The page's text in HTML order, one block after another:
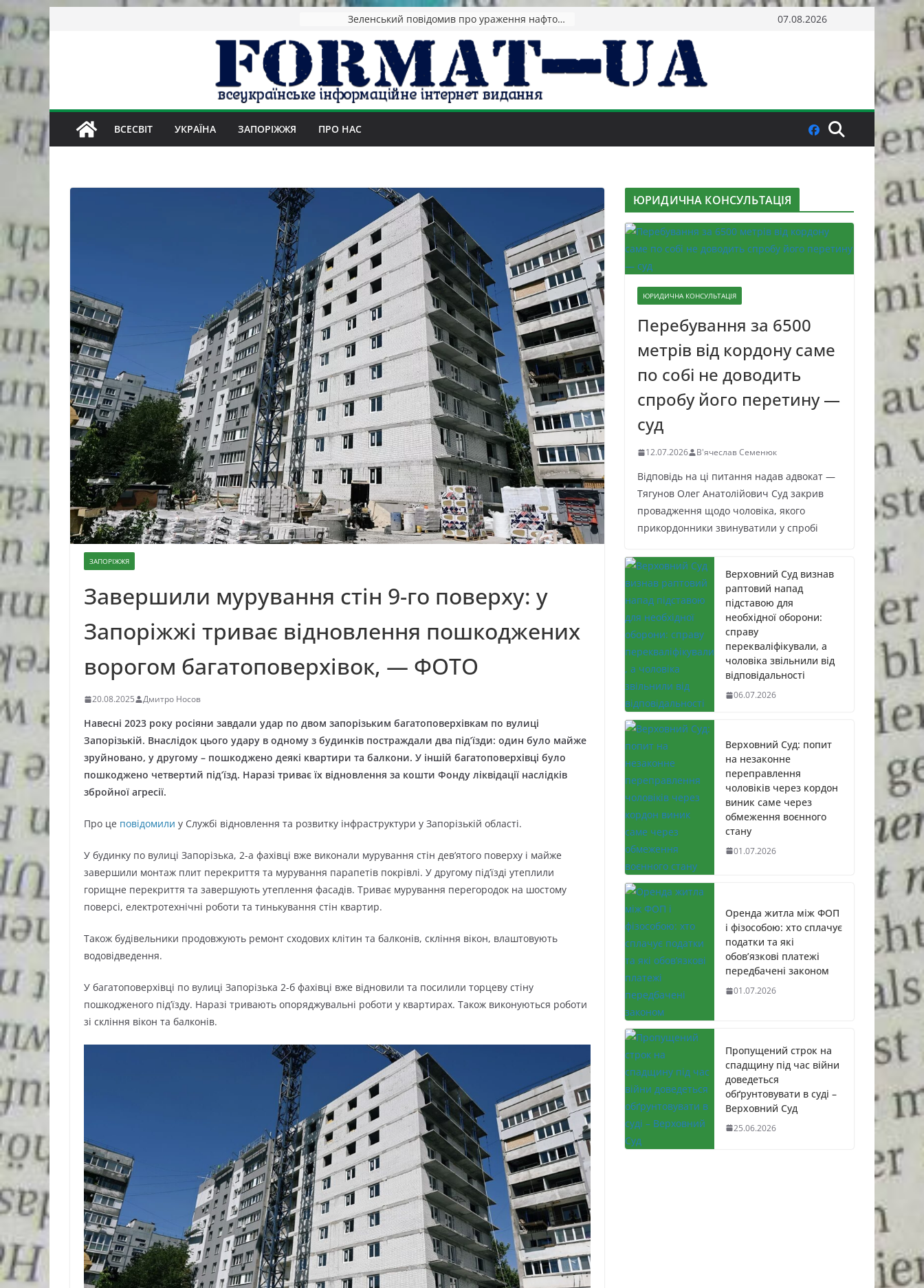
Skip
to
Зеленський повідомив про ураження нафтозаводів РФ за понад 1300 км від фронту 07.08.2026
ВСЕСВІТ УКРАЇНА ЗАПОРІЖЖЯ ПРО НАС
ЗАПОРІЖЖЯ
Завершили мурування стін 9-го поверху: у
Запоріжжі триває відновлення пошкоджених
ворогом багатоповерхівок, — ФОТО
20.08.2025 Дмитро Носов
Навесні 2023 року росіяни завдали удар по двом запорізьким багатоповерхівкам по вулиці
Запорізькій. Внаслідок цього удару в одному з будинків постраждали два під’їзди: один було майже
зруйновано, у другому – пошкоджено деякі квартири та балкони. У іншій багатоповерхівці було
пошкоджено четвертий під’їзд. Наразі триває їх відновлення за кошти Фонду ліквідації наслідків
збройної агресії.
Про це повідомили у Службі відновлення та розвитку інфраструктури у Запорізькій області.
У будинку по вулиці Запорізька, 2-а фахівці вже виконали мурування стін дев’ятого поверху і майже
завершили монтаж плит перекриття та мурування парапетів покрівлі. У другому під’їзді утеплили
горищне перекриття та завершують утеплення фасадів. Триває мурування перегородок на шостому
поверсі, електротехнічні роботи та тинькування стін квартир.
Також будівельники продовжують ремонт сходових клітин та балконів, скління вікон, влаштовують
водовідведення.
У багатоповерхівці по вулиці Запорізька 2-б фахівці вже відновили та посилили торцеву стіну
пошкодженого під’їзду. Наразі тривають опоряджувальні роботи у квартирах. Також виконуються роботи
зі скління вікон та балконів.
ЮРИДИЧНА КОНСУЛЬТАЦІЯ
ЮРИДИЧНА КОНСУЛЬТАЦІЯ
Перебування за 6500
метрів від кордону саме
по собі не доводить
спробу його перетину —
суд
12.07.2026 В'ячеслав Семенюк
Відповідь на ці питання надав адвокат —
Тягунов Олег Анатолійович Суд закрив
провадження щодо чоловіка, якого
прикордонники звинуватили у спробі
Верховний Суд визнав
раптовий напад
підставою для
необхідної оборони:
справу
перекваліфікували, а
чоловіка звільнили від
відповідальності
06.07.2026
Верховний Суд: попит
на незаконне
переправлення
чоловіків через кордон
виник саме через
обмеження воєнного
стану
01.07.2026
Оренда житла між ФОП
і фізособою: хто сплачує
податки та які
обов’язкові платежі
передбачені законом
01.07.2026
Пропущений строк на
спадщину під час війни
доведеться
обґрунтовувати в суді –
Верховний Суд
25.06.2026